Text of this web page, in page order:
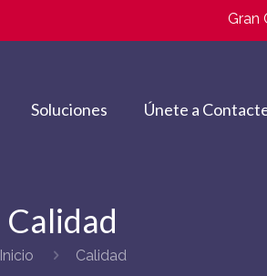
Gran
Soluciones Únete a
Calidad
Inicio Calidad